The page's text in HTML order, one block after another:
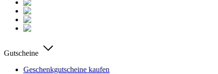
Gutscheine
Geschenkgutscheine kaufen